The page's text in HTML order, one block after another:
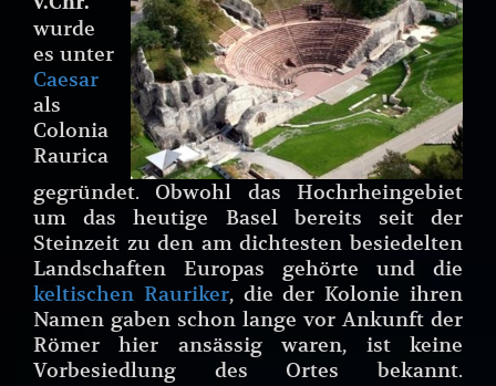
wurde
es unter
Caesar
als
Colonia
Raurica
gegründet. Obwohl das Hochrheingebiet
um das heutige Basel bereits seit der
Steinzeit zu den am dichtesten besiedelten
Landschaften Europas gehörte und die
keltischen Rauriker, die der Kolonie ihren
Namen gaben schon lange vor Ankunft der
Römer hier ansässig waren, ist keine
Vorbesiedlung des Ortes bekannt.